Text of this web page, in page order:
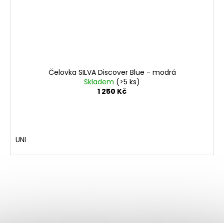
Čelovka SILVA Discover Blue - modrá
Skladem (>5 ks)
1 250 Kč
UNI